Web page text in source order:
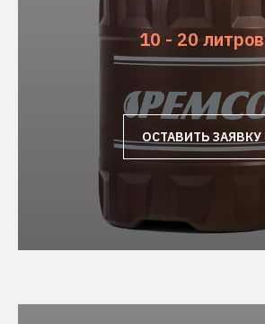
10 - 20 литров
ОСТАВИТЬ ЗАЯВКУ